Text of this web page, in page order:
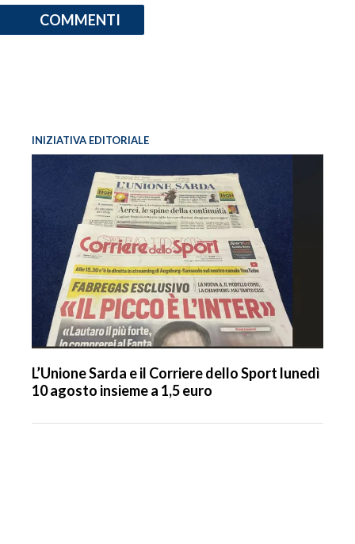
COMMENTI
INIZIATIVA EDITORIALE
L’Unione Sarda e il Corriere dello Sport lunedì
10 agosto insieme a 1,5 euro